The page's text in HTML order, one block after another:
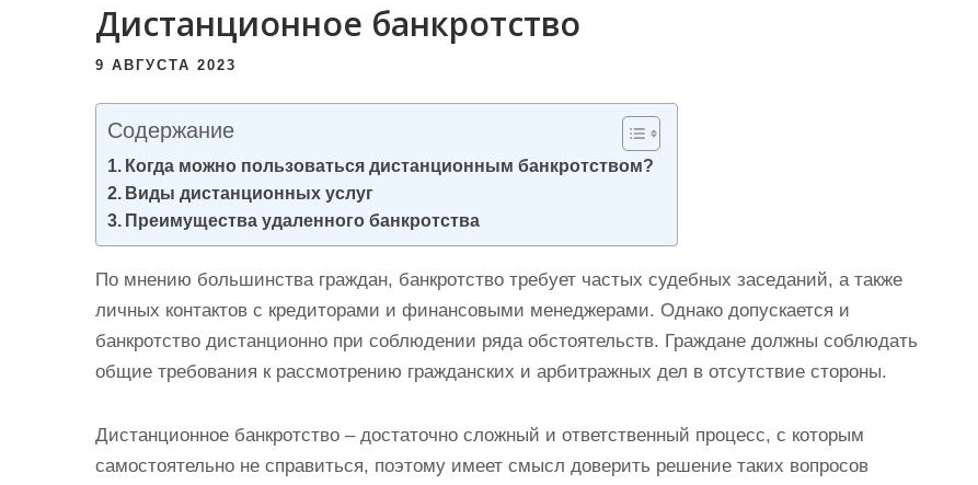
Дистанционное банкротство
9 АВГУСТА 2023
Содержание
Когда можно пользоваться дистанционным банкротством?
Виды дистанционных услуг
Преимущества удаленного банкротства
По мнению большинства граждан, банкротство требует частых судебных заседаний, а также
личных контактов с кредиторами и финансовыми менеджерами. Однако допускается и
банкротство дистанционно при соблюдении ряда обстоятельств. Граждане должны соблюдать
общие требования к рассмотрению гражданских и арбитражных дел в отсутствие стороны.
Дистанционное банкротство – достаточно сложный и ответственный процесс, с которым
самостоятельно не справиться, поэтому имеет смысл доверить решение таких вопросов